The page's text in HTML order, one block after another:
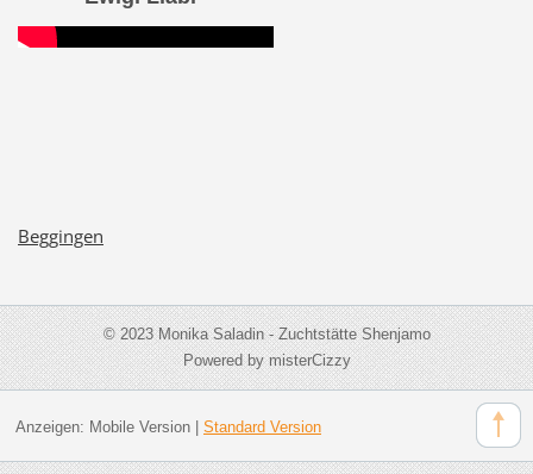
Beggingen
© 2023 Monika Saladin - Zuchtstätte Shenjamo
Powered by misterCizzy
Anzeigen: Mobile Version| Standard Version